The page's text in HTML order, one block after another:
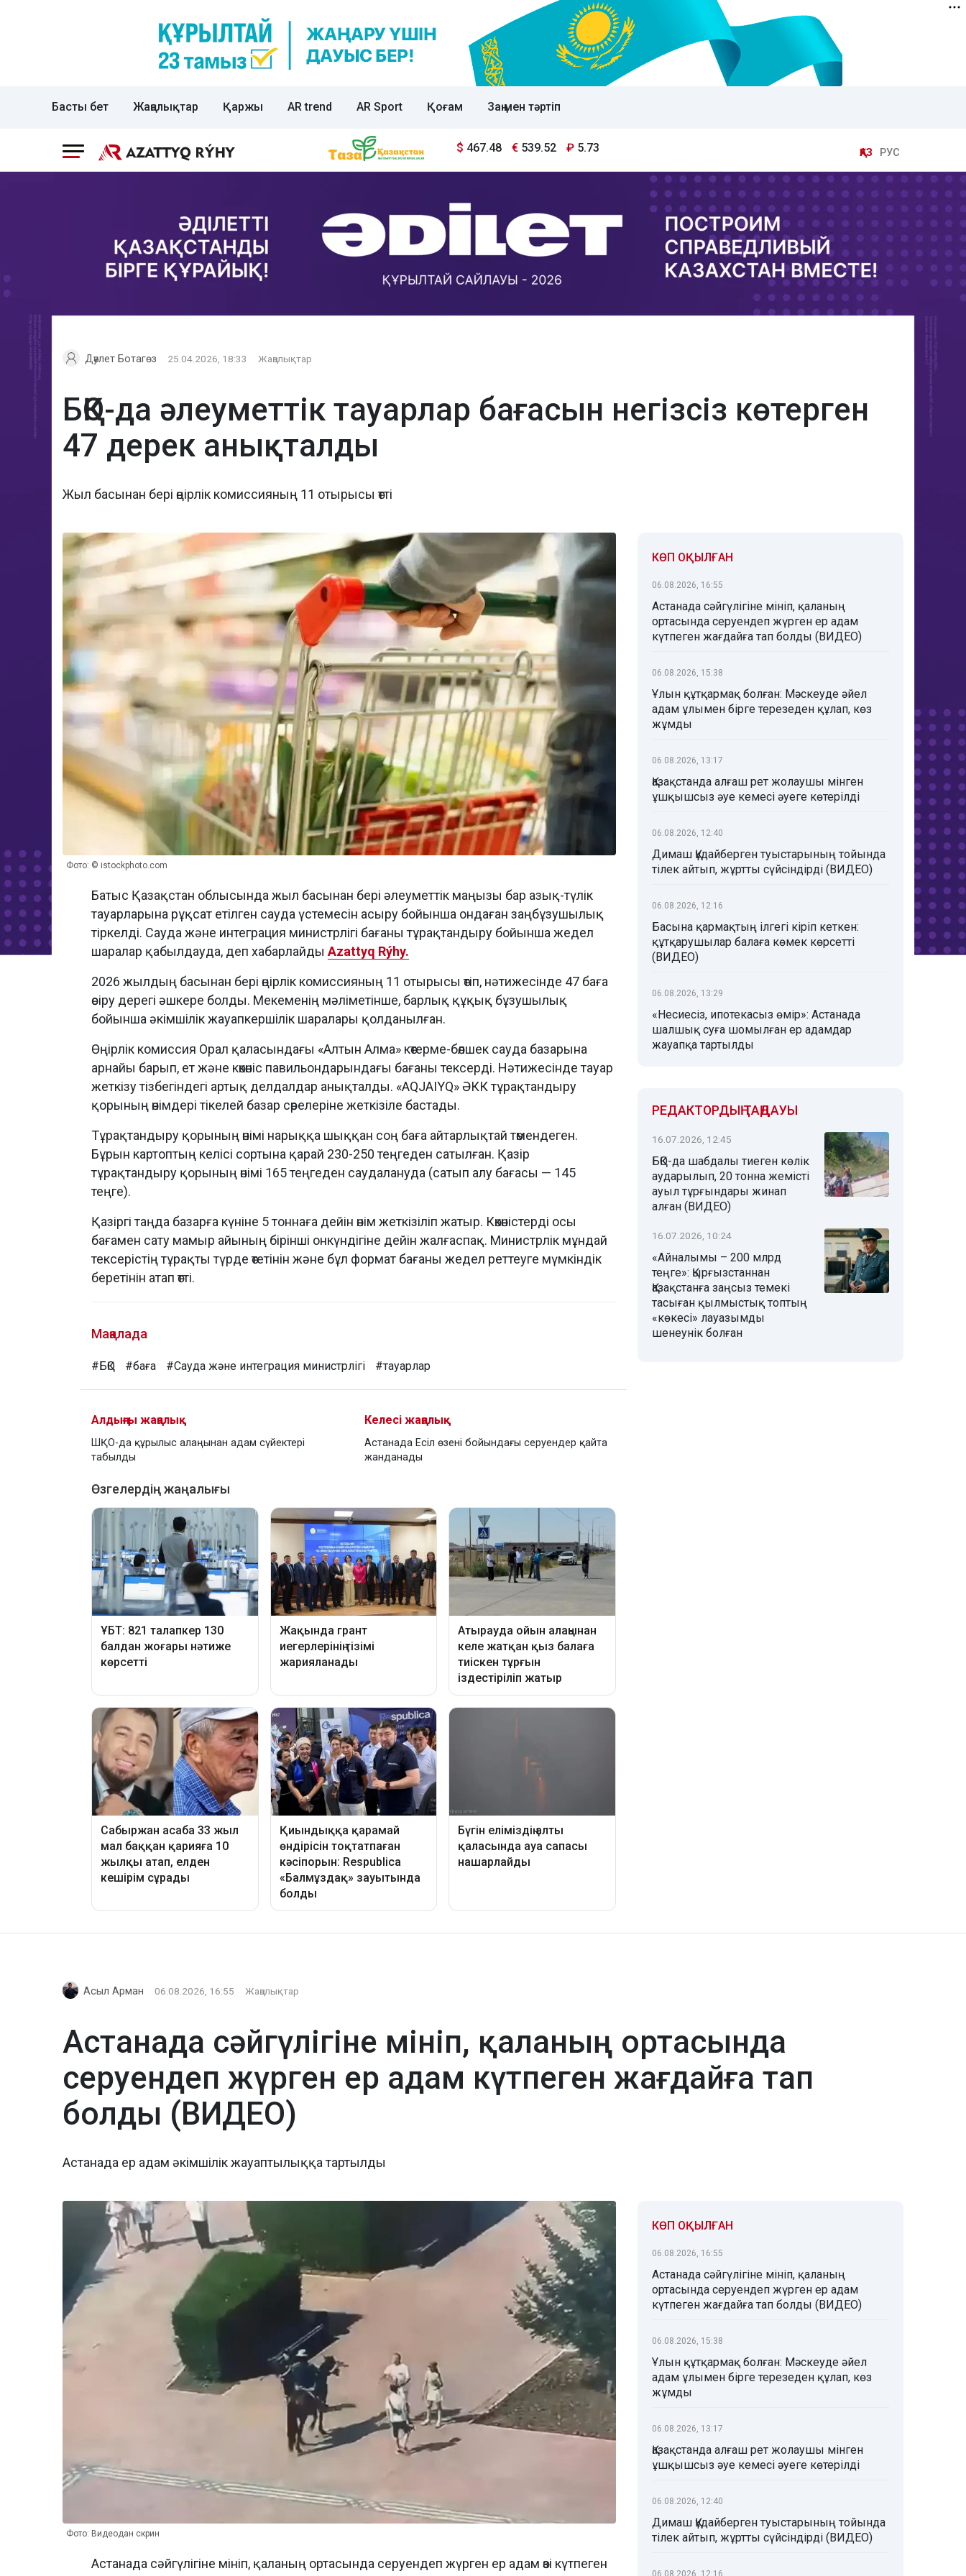
Басты бет Жаңалықтар Қаржы AR trend AR Sport Қоғам Заң мен тәртіп
$ 467.48 € 539.52 ₽ 5.73 ҚАЗ РУС
Дәулет Ботагөз 25.04.2026, 18:33 Жаңалықтар
БҚО-да әлеуметтік тауарлар бағасын негізсіз көтерген
47 дерек анықталды
Жыл басынан бері өңірлік комиссияның 11 отырысы өтті
Фото: © istockphoto.com
Батыс Қазақстан облысында жыл басынан бері әлеуметтік маңызы бар азық-түлік
тауарларына рұқсат етілген сауда үстемесін асыру бойынша ондаған заңбұзушылық
тіркелді. Сауда және интеграция министрлігі бағаны тұрақтандыру бойынша жедел
шаралар қабылдауда, деп хабарлайды Azattyq Rýhy.
2026 жылдың басынан бері өңірлік комиссияның 11 отырысы өтіп, нәтижесінде 47 баға
өсіру дерегі әшкере болды. Мекеменің мәліметінше, барлық құқық бұзушылық
бойынша әкімшілік жауапкершілік шаралары қолданылған.
Өңірлік комиссия Орал қаласындағы «Алтын Алма» көтерме-бөлшек сауда базарына
арнайы барып, ет және көкөніс павильондарындағы бағаны тексерді. Нәтижесінде тауар
жеткізу тізбегіндегі артық делдалдар анықталды. «AQJAIYQ» ӘКК тұрақтандыру
қорының өнімдері тікелей базар сөрелеріне жеткізіле бастады.
Тұрақтандыру қорының өнімі нарыққа шыққан соң баға айтарлықтай төмендеген.
Бұрын картоптың келісі сортына қарай 230-250 теңгеден сатылған. Қазір
тұрақтандыру қорының өнімі 165 теңгеден саудалануда (сатып алу бағасы — 145
теңге).
Қазіргі таңда базарға күніне 5 тоннаға дейін өнім жеткізіліп жатыр. Көкөністерді осы
бағамен сату мамыр айының бірінші онкүндігіне дейін жалғаспақ. Министрлік мұндай
тексерістің тұрақты түрде өтетінін және бұл формат бағаны жедел реттеуге мүмкіндік
беретінін атап өтті.
Мақалада
#БҚО #баға #Сауда және интеграция министрлігі #тауарлар
Алдыңғы жаңалық
ШҚО-да құрылыс алаңынан адам сүйектері
табылды
Келесі жаңалық
Астанада Есіл өзені бойындағы серуендер қайта
жанданады
КӨП ОҚЫЛҒАН
06.08.2026, 16:55
Астанада сәйгүлігіне мініп, қаланың
ортасында серуендеп жүрген ер адам
күтпеген жағдайға тап болды (ВИДЕО)
06.08.2026, 15:38
Ұлын құтқармақ болған: Мәскеуде әйел
адам ұлымен бірге терезеден құлап, көз
жұмды
06.08.2026, 13:17
Қазақстанда алғаш рет жолаушы мінген
ұшқышсыз әуе кемесі әуеге көтерілді
06.08.2026, 12:40
Димаш Құдайберген туыстарының тойында
тілек айтып, жұртты сүйсіндірді (ВИДЕО)
06.08.2026, 12:16
Басына қармақтың ілгегі кіріп кеткен:
құтқарушылар балаға көмек көрсетті
(ВИДЕО)
06.08.2026, 13:29
«Несиесіз, ипотекасыз өмір»: Астанада
шалшық суға шомылған ер адамдар
жауапқа тартылды
РЕДАКТОРДЫҢ ТАҢДАУЫ
16.07.2026, 12:45
БҚО-да шабдалы тиеген көлік
аударылып, 20 тонна жемісті
ауыл тұрғындары жинап
алған (ВИДЕО)
16.07.2026, 10:24
«Айналымы – 200 млрд
теңге»: Қырғызстаннан
Қазақстанға заңсыз темекі
тасыған қылмыстық топтың
«көкесі» лауазымды
шенеунік болған
Асыл Арман 06.08.2026, 16:55 Жаңалықтар
Астанада сәйгүлігіне мініп, қаланың ортасында
серуендеп жүрген ер адам күтпеген жағдайға тап
болды (ВИДЕО)
Астанада ер адам әкімшілік жауаптылыққа тартылды
Фото: Видеодан скрин
Астанада сәйгүлігіне мініп, қаланың ортасында серуендеп жүрген ер адам өзі күтпеген
КӨП ОҚЫЛҒАН
06.08.2026, 16:55
Астанада сәйгүлігіне мініп, қаланың
ортасында серуендеп жүрген ер адам
күтпеген жағдайға тап болды (ВИДЕО)
06.08.2026, 15:38
Ұлын құтқармақ болған: Мәскеуде әйел
адам ұлымен бірге терезеден құлап, көз
жұмды
06.08.2026, 13:17
Қазақстанда алғаш рет жолаушы мінген
ұшқышсыз әуе кемесі әуеге көтерілді
06.08.2026, 12:40
Димаш Құдайберген туыстарының тойында
тілек айтып, жұртты сүйсіндірді (ВИДЕО)
06.08.2026, 12:16